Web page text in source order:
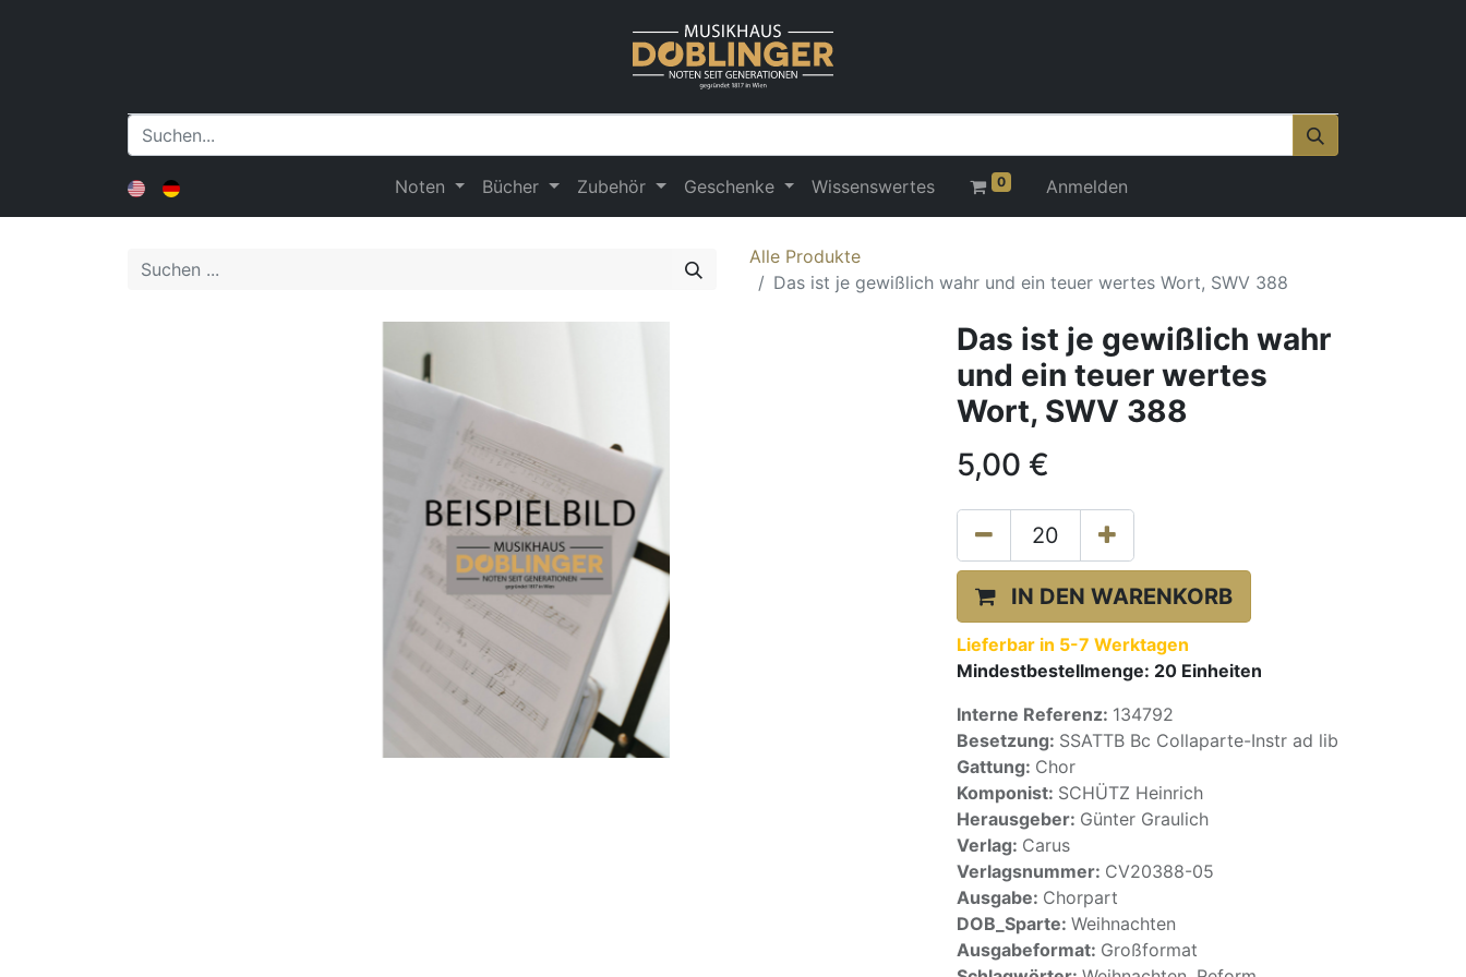
Noten Bücher Zubehör Geschenke Wissenswertes 0 Anmelden
Alle Produkte
Das ist je gewißlich wahr und ein teuer wertes Wort, SWV 388
Das ist je gewißlich wahr
und ein teuer wertes
Wort, SWV 388
5,00 €
IN DEN WARENKORB
Lieferbar in 5-7 Werktagen
Mindestbestellmenge: 20 Einheiten
Interne Referenz: 134792
Besetzung: SSATTB Bc Collaparte-Instr ad lib
Gattung: Chor
Komponist: SCHÜTZ Heinrich
Herausgeber: Günter Graulich
Verlag: Carus
Verlagsnummer: CV20388-05
Ausgabe: Chorpart
DOB_Sparte: Weihnachten
Ausgabeformat: Großformat